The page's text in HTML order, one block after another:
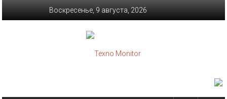
Воскресенье, 9 августа, 2026